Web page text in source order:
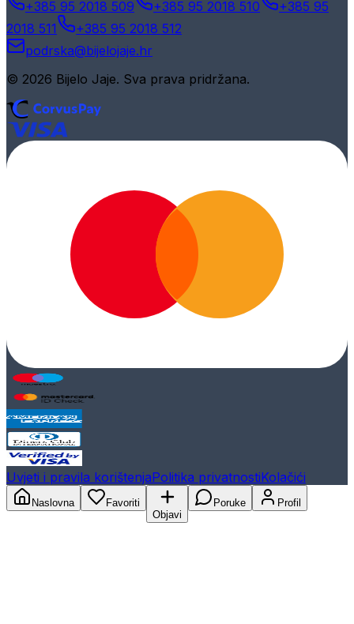
+385 95 2018 509 +385 95 2018 510
+385 95
2018 511
+385 95 2018 512
podrska@bijelojaje.hr
© 2026 Bijelo Jaje. Sva prava pridržana.
Uvjeti i pravila korištenjaPolitika privatnostiKolačići
Naslovna
Favoriti
Objavi
Poruke Profil